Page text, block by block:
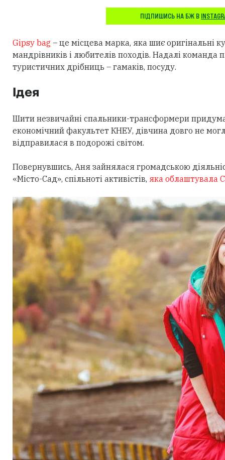
ПІДПИШИСЬ НА БЖ В
Gipsy bag – це місцева марка, яка шиє оригінальні
мандрівників і любителів походів. Надалі
туристичних дрібниць – гамаків, посуду.
Ідея
Шити незвичайні спальники-трансформери
економічний факультет КНЕУ, дівчина довго не
відправилася в подорожі світом.
Повернувшись, Аня зайнялася громадською
«Місто-Сад», спільноті активістів, яка облаштувала